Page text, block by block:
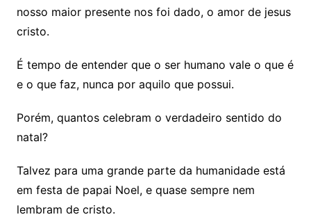
nosso maior presente nos foi dado, o amor de jesus
cristo.
É tempo de entender que o ser humano vale o que é
e o que faz, nunca por aquilo que possui.
Porém, quantos celebram o verdadeiro sentido do
natal?
Talvez para uma grande parte da humanidade está
em festa de papai Noel, e quase sempre nem
lembram de cristo.